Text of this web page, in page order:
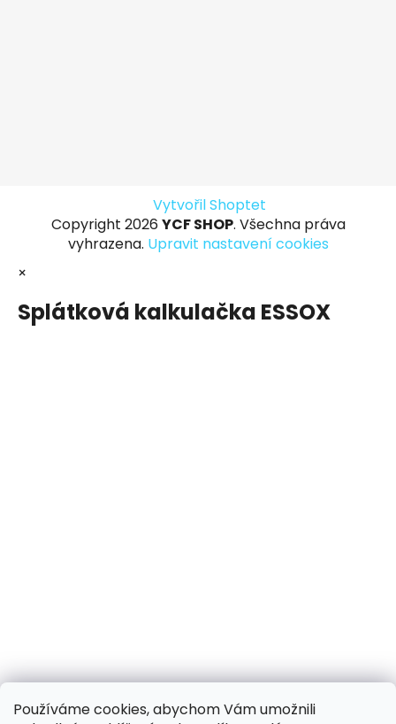
Používáme cookies, abychom Vám umožnili
Vytvořil Shoptet
Copyright 2026 YCF SHOP. Všechna práva
vyhrazena. Upravit nastavení cookies
×
Splátková kalkulačka ESSOX